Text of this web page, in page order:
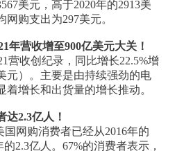
美元，高于2020年的2913美
网购支出为297美元。
年营收增至900亿美元大关！
营收创纪录，同比增长22.5%增
元）。主要是由持续强劲的电
着增长和出货量的增长推动。
达2.3亿人！
国网购消费者已经从2016年的
2.3亿人。67%的消费者表示，